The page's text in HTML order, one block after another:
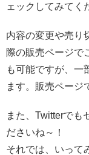
ェックしてみてく
内容の変更や売り
際の販売ページで
も可能ですが、一
ます。販売ページ
また、Twitterでも
ださいね～！
それでは、いって